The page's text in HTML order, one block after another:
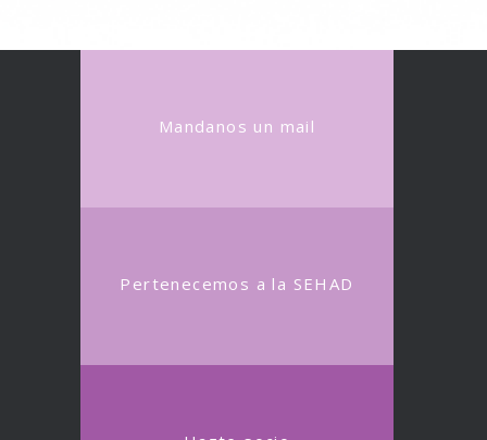
Mandanos un mail
Pertenecemos a la SEHAD